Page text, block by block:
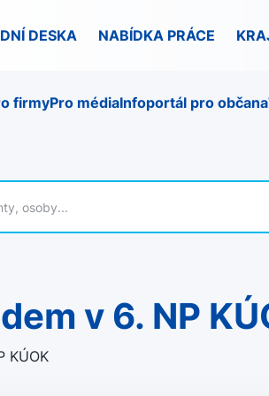
DESKA NABÍDKA PRÁCE
firmyPro médiaInfoportál pro občana
v 6. NP
KÚOK